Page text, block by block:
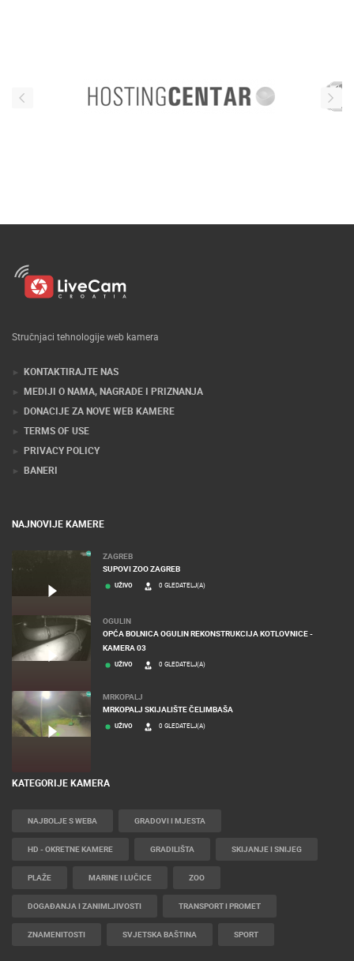
Stručnjaci tehnologije web kamera
KONTAKTIRAJTE NAS
MEDIJI O NAMA, NAGRADE I PRIZNANJA
DONACIJE ZA NOVE WEB KAMERE
TERMS OF USE
PRIVACY POLICY
BANERI
NAJNOVIJE KAMERE
ZAGREB
SUPOVI ZOO ZAGREB
UŽIVO 0 GLEDATELJ(A)
OGULIN
OPĆA BOLNICA OGULIN REKONSTRUKCIJA KOTLOVNICE -
KAMERA 03
UŽIVO 0 GLEDATELJ(A)
MRKOPALJ
MRKOPALJ SKIJALIŠTE ČELIMBAŠA
UŽIVO 0 GLEDATELJ(A)
KATEGORIJE KAMERA
NAJBOLJE S WEBA GRADOVI I MJESTA
HD - OKRETNE KAMERE GRADILIŠTA SKIJANJE I SNIJEG
PLAŽE MARINE I LUČICE ZOO
DOGAĐANJA I ZANIMLJIVOSTI TRANSPORT I PROMET
ZNAMENITOSTI SVJETSKA BAŠTINA SPORT